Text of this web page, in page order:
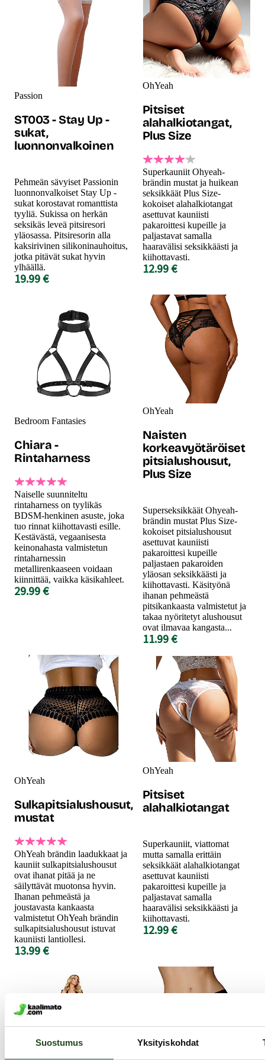
Suostumus Yksityiskohdat
Passion
ST003 - Stay Up -
sukat,
luonnonvalkoinen
Pehmeän sävyiset Passionin
luonnonvalkoiset Stay Up -
sukat korostavat romanttista
tyyliä. Sukissa on herkän
seksikäs leveä pitsiresori
yläosassa. Pitsiresorin alla
kaksirivinen silikoninauhoitus,
jotka pitävät sukat hyvin
ylhäällä.
19.99 €
OhYeah
Pitsiset
alahalkiotangat,
Plus Size
Superkauniit Ohyeah-
brändin mustat ja huikean
seksikkäät Plus Size-
kokoiset alahalkiotangat
asettuvat kauniisti
pakaroittesi kupeille ja
paljastavat samalla
haaravälisi seksikkäästi ja
kiihottavasti.
12.99 €
Bedroom Fantasies
Chiara -
Rintaharness
Naiselle suunniteltu
rintaharness on tyylikäs
BDSM-henkinen asuste, joka
tuo rinnat kiihottavasti esille.
Kestävästä, vegaanisesta
keinonahasta valmistetun
rintaharnessin
metallirenkaaseen voidaan
kiinnittää, vaikka käsikahleet.
29.99 €
OhYeah
Naisten
korkeavyötäröiset
pitsialushousut,
Plus Size
Superseksikkäät Ohyeah-
brändin mustat Plus Size-
kokoiset pitsialushousut
asettuvat kauniisti
pakaroittesi kupeille
paljastaen pakaroiden
yläosan seksikkäästi ja
kiihottavasti. Käsityönä
ihanan pehmeästä
pitsikankaasta valmistetut ja
takaa nyöritetyt alushousut
ovat ilmavaa kangasta...
11.99 €
OhYeah
Sulkapitsialushousut,
mustat
OhYeah brändin laadukkaat ja
kauniit sulkapitsialushousut
ovat ihanat pitää ja ne
säilyttävät muotonsa hyvin.
Ihanan pehmeästä ja
joustavasta kankaasta
valmistetut OhYeah brändin
sulkapitsialushousut istuvat
kauniisti lantiollesi.
13.99 €
OhYeah
Pitsiset
alahalkiotangat
Superkauniit, viattomat
mutta samalla erittäin
seksikkäät alahalkiotangat
asettuvat kauniisti
pakaroittesi kupeille ja
paljastavat samalla
haaravälisi seksikkäästi ja
kiihottavasti.
12.99 €